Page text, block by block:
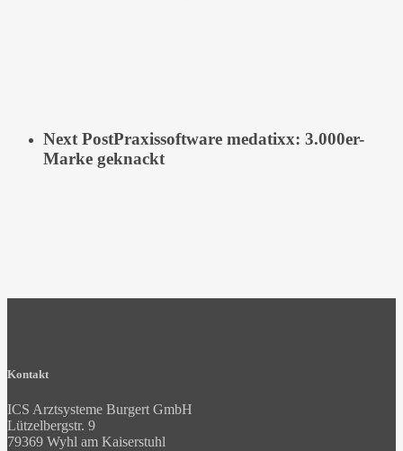
Next PostPraxissoftware medatixx: 3.000er-
Marke geknackt
Kontakt
ICS Arztsysteme Burgert GmbH
Lützelbergstr. 9
79369 Wyhl am Kaiserstuhl